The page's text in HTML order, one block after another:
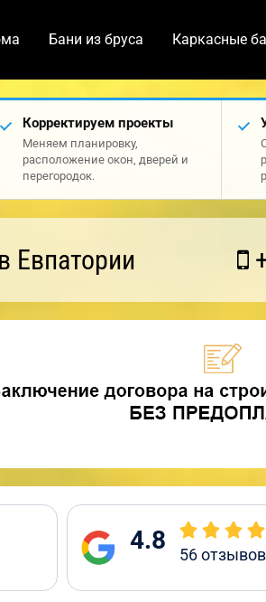
Бани из бруса Каркасные
Корректируем проекты
Меняем планировку,
расположение окон, дверей и
перегородок.
Евпатории
4.8 56отзывов